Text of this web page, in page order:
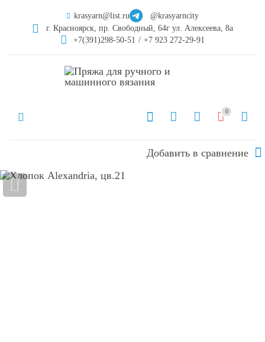
krasyarn@list.ru
@krasyarncity
г. Красноярск, пр. Свободный, 64г ул. Алексеева, 8а
+7(391)298-50-51 / +7 923 272-29-91
0
Добавить в сравнение